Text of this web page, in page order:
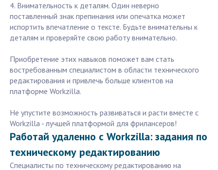
4. Внимательность к деталям. Один неверно
поставленный знак препинания или опечатка может
испортить впечатление о тексте. Будьте внимательны к
деталям и проверяйте свою работу внимательно.
Приобретение этих навыков поможет вам стать
востребованным специалистом в области технического
редактирования и привлечь больше клиентов на
платформе Workzilla.
Не упустите возможность развиваться и расти вместе с
Workzilla - лучшей платформой для фрилансеров!
Работай удаленно с Workzilla: задания по
техническому редактированию
Специалисты по техническому редактированию на